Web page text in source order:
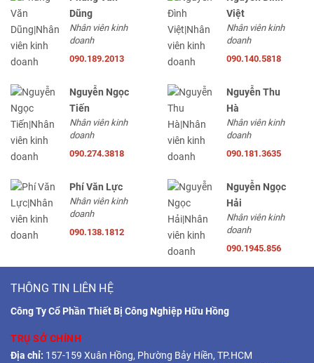
Dũng
Nhân viên kinh
doanh
090.189.2013
Việt
Nhân viên kinh
doanh
090.140.5818
Nguyễn Ngọc
Tiến
Nhân viên kinh
doanh
090.274.3818
Nguyễn Thu
Hà
Nhân viên kinh
doanh
090.181.3635
Phí Văn Lực
Nhân viên kinh
doanh
090.138.1812
Nguyễn Ngọc
Hải
Nhân viên kinh
doanh
090.1945.856
THÔNG TIN LIÊN HỆ
Công Ty Cổ Phần Thiết Bị Công Nghiệp Hữu Hồng
TRỤ SỞ CHÍNH
Địa chỉ: 157-159 Xuân Hồng, Phường Bảy Hiền, TP.HCM